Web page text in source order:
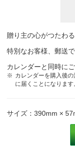
定番でこのカレンダ
った。今回こちらで
昨年もお願いしたので
毎年このデザインで注
このデザインのカレ
贈り主の心がつたわ
特別なお客様、郵送
カレンダーと同時に
カレンダーを購入後
に届くことになります
サイズ：390mm ×